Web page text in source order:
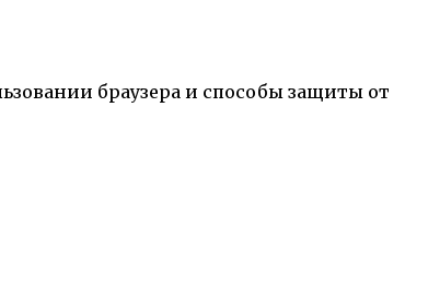
браузера и способы защиты от